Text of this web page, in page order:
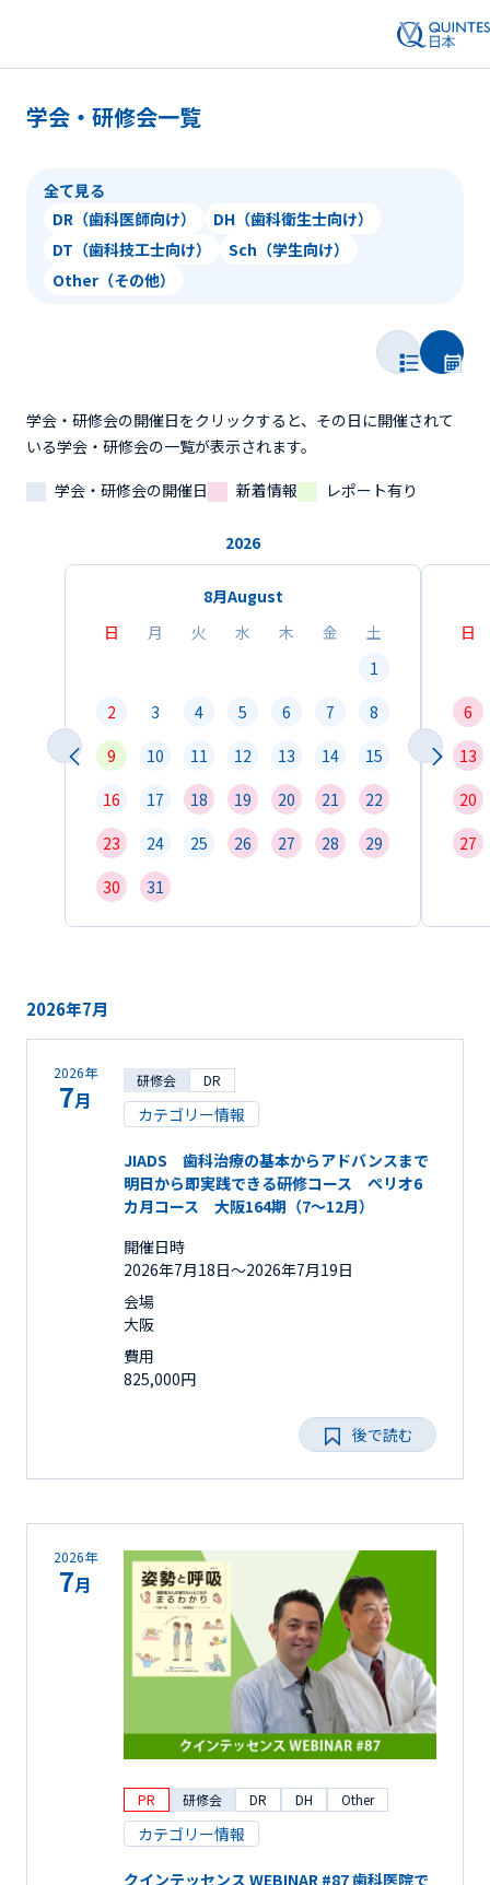
学会・研修会一覧
全て見る
DR（歯科医師向け）
DH（歯科衛生士向け）
DT（歯科技工士向け）
Sch（学生向け）
Other（その他）
学会・研修会の開催日をクリックすると、その日に開催されて
いる学会・研修会の一覧が表示されます。
学会・研修会の開催日
新着情報 レポート有り
2026
8月August
日
月 火 水 木 金
土
1
2
3 4 5 6 7
8
9
10 11 12 13 14
15
16
17 18 19 20 21
22
23
24 25 26 27 28
29
30
31
日
6
13
20
27
2026年7月
2026年
7月
研修会 DR
カテゴリー情報
JIADS 歯科治療の基本からアドバンスまで
明日から即実践できる研修コース ぺリオ6
カ月コース 大阪164期（7～12月）
開催日時
2026年7月18日〜2026年7月19日
会場
大阪
費用
825,000円
後で読む
2026年
7月
PR 研修会 DR DH Other
カテゴリー情報
クインテッセンス WEBINAR #87 歯科医院で